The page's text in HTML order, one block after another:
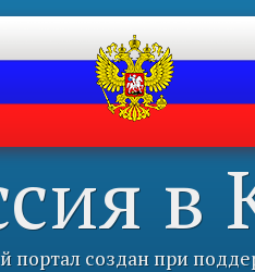
в
создан при